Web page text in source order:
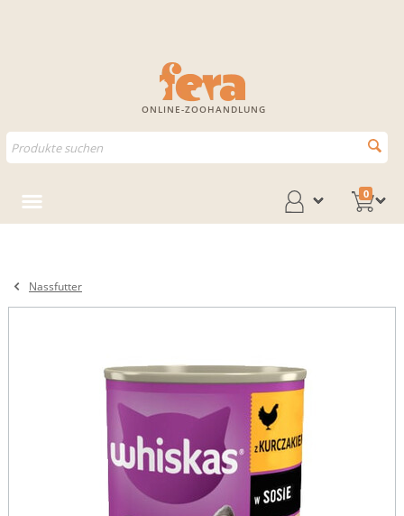
ONLINE-ZOOHANDLUNG
0
Nassfutter